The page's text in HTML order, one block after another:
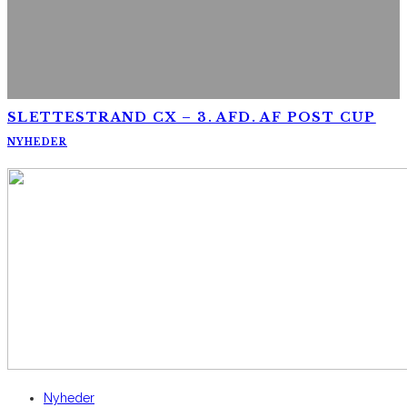
SLETTESTRAND CX – 3. AFD. AF POST CUP
NYHEDER
Nyheder